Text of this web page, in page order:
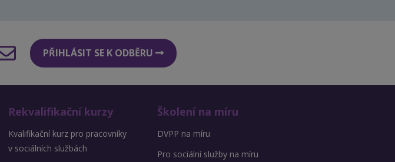
PŘIHLÁSIT SE K ODBĚRU
Rekvalifikační kurzy
Kvalifikační kurz pro pracovníky
v sociálních službách
Školení na míru
DVPP na míru
Pro sociální služby na míru